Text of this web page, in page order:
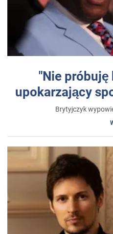
"Nie próbuję
upokarzający
Brytyjczyk